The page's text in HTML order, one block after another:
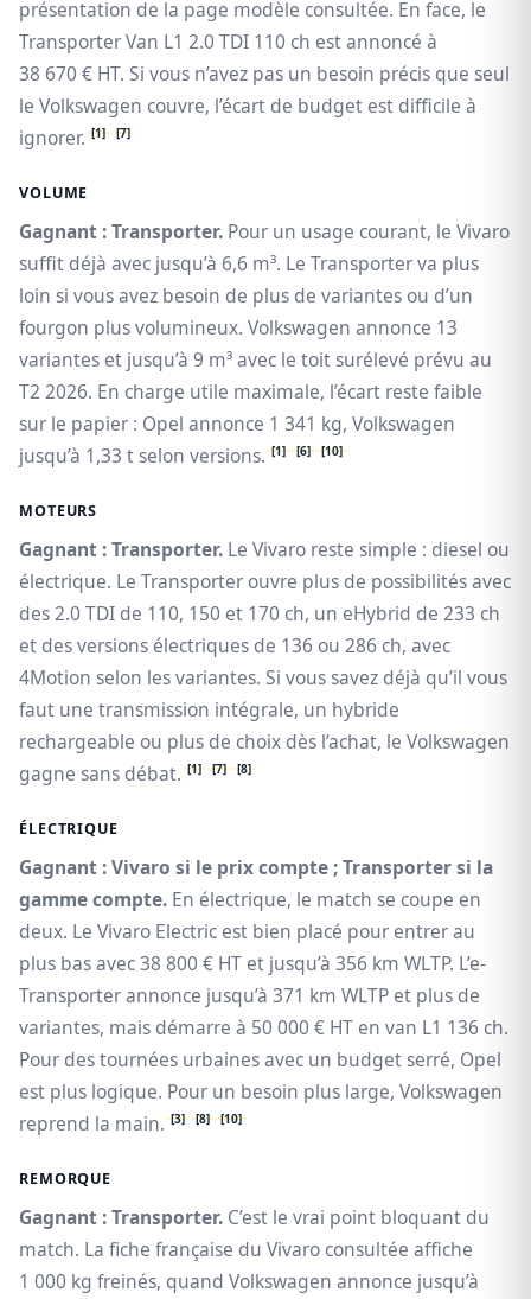
présentation de la page modèle consultée. En face, le
Transporter Van L1 2.0 TDI 110 ch est annoncé à
38 670 € HT. Si vous n’avez pas un besoin précis que seul
le Volkswagen couvre, l’écart de budget est difficile à
ignorer. [1] [7]
VOLUME
Gagnant : Transporter. Pour un usage courant, le Vivaro
suffit déjà avec jusqu’à 6,6 m³. Le Transporter va plus
loin si vous avez besoin de plus de variantes ou d’un
fourgon plus volumineux. Volkswagen annonce 13
variantes et jusqu’à 9 m³ avec le toit surélevé prévu au
T2 2026. En charge utile maximale, l’écart reste faible
sur le papier : Opel annonce 1 341 kg, Volkswagen
jusqu’à 1,33 t selon versions. [1] [6] [10]
MOTEURS
Gagnant : Transporter. Le Vivaro reste simple : diesel ou
électrique. Le Transporter ouvre plus de possibilités avec
des 2.0 TDI de 110, 150 et 170 ch, un eHybrid de 233 ch
et des versions électriques de 136 ou 286 ch, avec
4Motion selon les variantes. Si vous savez déjà qu’il vous
faut une transmission intégrale, un hybride
rechargeable ou plus de choix dès l’achat, le Volkswagen
gagne sans débat. [1] [7] [8]
ÉLECTRIQUE
Gagnant : Vivaro si le prix compte ; Transporter si la
gamme compte. En électrique, le match se coupe en
deux. Le Vivaro Electric est bien placé pour entrer au
plus bas avec 38 800 € HT et jusqu’à 356 km WLTP. L’e-
Transporter annonce jusqu’à 371 km WLTP et plus de
variantes, mais démarre à 50 000 € HT en van L1 136 ch.
Pour des tournées urbaines avec un budget serré, Opel
est plus logique. Pour un besoin plus large, Volkswagen
reprend la main. [3] [8] [10]
REMORQUE
Gagnant : Transporter. C’est le vrai point bloquant du
match. La fiche française du Vivaro consultée affiche
1 000 kg freinés, quand Volkswagen annonce jusqu’à